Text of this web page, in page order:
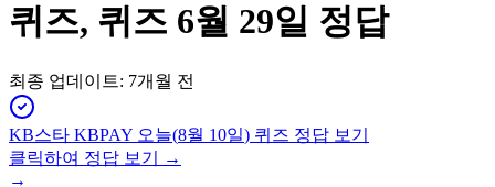
퀴즈, 퀴즈 6월 29일 정답
최종 업데이트: 7개월 전
KB스타 KBPAY 오늘(8월 10일) 퀴즈 정답 보기
클릭하여 정답 보기 →
→